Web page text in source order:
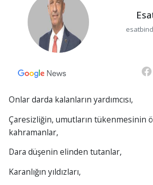
Onlar darda kalanların yardımcısı,
Çaresizliğin, umutların tükenmesinin
kahramanlar,
Dara düşenin elinden tutanlar,
Karanlığın yıldızları,